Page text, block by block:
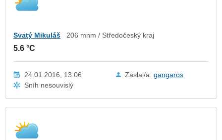
Svatý Mikuláš 206 mnm / Středočeský kraj
5.6 °C
24.01.2016, 13:06 Zaslal/a: gangaros
Sníh nesouvislý